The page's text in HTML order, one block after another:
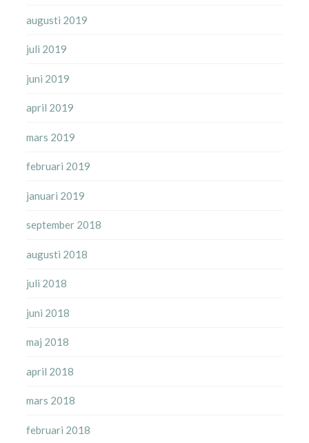
augusti 2019
juli 2019
juni 2019
april 2019
mars 2019
februari 2019
januari 2019
september 2018
augusti 2018
juli 2018
juni 2018
maj 2018
april 2018
mars 2018
februari 2018